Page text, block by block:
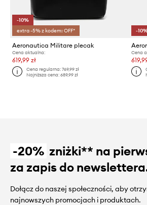
-10%
extra -5% z kodem: OFF*
Aeronautica Militare plecak
Cena aktualna:
619,99 zł
Cena regularna:769,99 zł
Najniższa cena:689,99 zł
-
Cena
-20% zniżki** na
za zapis do
Dołącz do naszej społeczności, aby
najnowszych promocjach i produktach.